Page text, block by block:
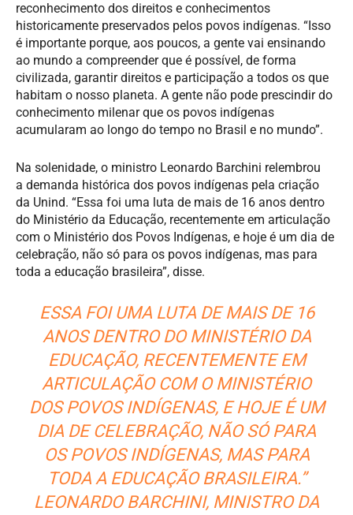
reconhecimento dos direitos e conhecimentos
historicamente preservados pelos povos indígenas. “Isso
é importante porque, aos poucos, a gente vai ensinando
ao mundo a compreender que é possível, de forma
civilizada, garantir direitos e participação a todos os que
habitam o nosso planeta. A gente não pode prescindir do
conhecimento milenar que os povos indígenas
acumularam ao longo do tempo no Brasil e no mundo”.
Na solenidade, o ministro Leonardo Barchini relembrou
a demanda histórica dos povos indígenas pela criação
da Unind. “Essa foi uma luta de mais de 16 anos dentro
do Ministério da Educação, recentemente em articulação
com o Ministério dos Povos Indígenas, e hoje é um dia de
celebração, não só para os povos indígenas, mas para
toda a educação brasileira”, disse.
ESSA FOI UMA LUTA DE MAIS DE 16
ANOS DENTRO DO MINISTÉRIO DA
EDUCAÇÃO, RECENTEMENTE EM
ARTICULAÇÃO COM O MINISTÉRIO
DOS POVOS INDÍGENAS, E HOJE É UM
DIA DE CELEBRAÇÃO, NÃO SÓ PARA
OS POVOS INDÍGENAS, MAS PARA
TODA A EDUCAÇÃO BRASILEIRA.”
LEONARDO BARCHINI, MINISTRO DA